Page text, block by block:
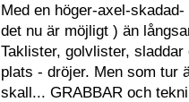
Med en höger-axel-
det nu är möjligt ) än
Taklister, golvlister,
plats - dröjer. Men som tur
skall... GRABBAR och